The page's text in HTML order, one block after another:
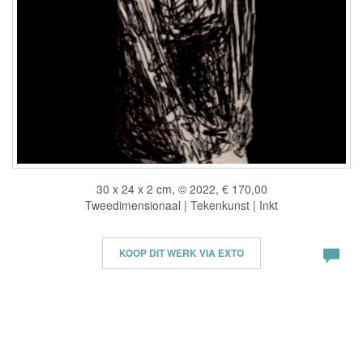
30 x 24 x 2 cm, © 2022, € 170,00
Tweedimensionaal | Tekenkunst | Inkt
KOOP DIT WERK VIA EXTO